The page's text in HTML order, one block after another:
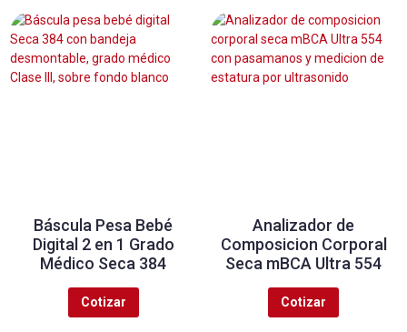
Báscula Pesa Bebé
Digital 2 en 1 Grado
Médico Seca 384
Cotizar
Analizador de
Composicion Corporal
Seca mBCA Ultra 554
Cotizar